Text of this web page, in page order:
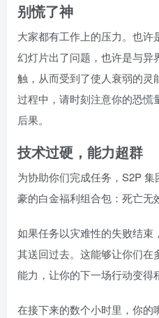
别慌了神
大家都有工作上的压力。也
幻灯片出了问题，也许是与
触，从而受到了使人衰弱的灵
过程中，请时刻注意你的恐慌
后果。
技术过硬，能力超群
为协助你们完成任务，S2P
豪的白金福利组合包：死亡无
如果任务以灾难性的失败结
其送回过去。这能够让你们在
能力，让你的下一场行动变得
在接下来的数个小时里，你的